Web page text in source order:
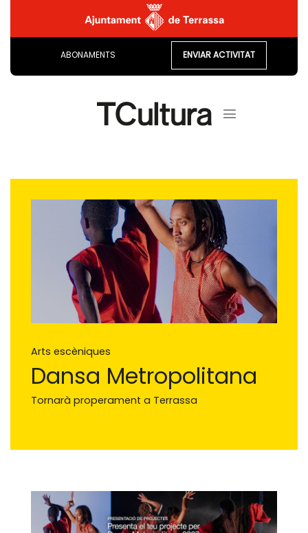
content
ABONAMENTS ENVIAR ACTIVITAT
Arts escèniques
Dansa Metropolitana
Tornarà properament a Terrassa